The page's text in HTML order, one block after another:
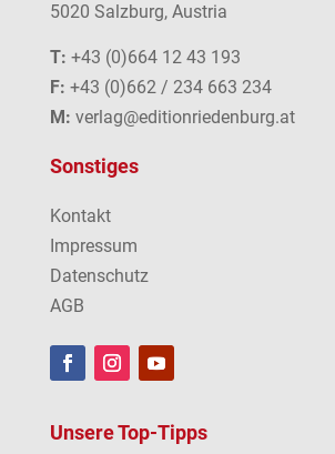
5020 Salzburg, Austria
T: +43 (0)664 12 43 193
F: +43 (0)662 / 234 663 234
M: verlag@editionriedenburg.at
Sonstiges
Kontakt
Impressum
Datenschutz
AGB
Unsere Top-Tipps